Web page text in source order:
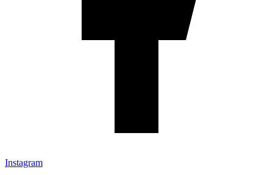
Instagram